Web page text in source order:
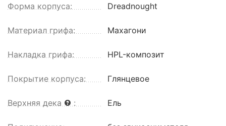
Форма корпуса: Dreadnought
Материал грифа: Махагони
Накладка грифа: HPL-композит
Покрытие корпуса: Глянцевое
Верхняя дека : Ель